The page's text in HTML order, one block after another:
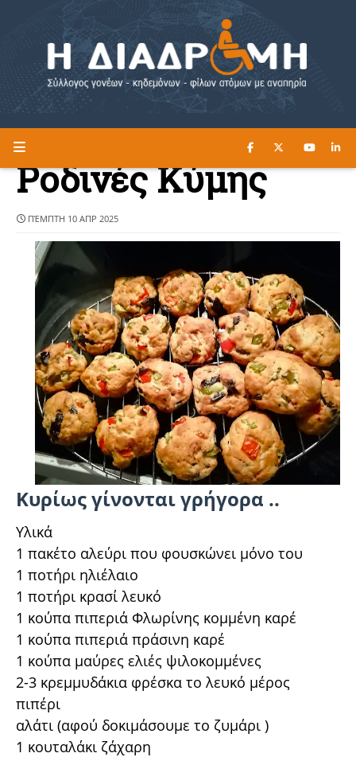
Η ΔΙΑΔΡΟΜΗ ΔΙΑΒΑΣΤΕ ΕΔΩ ►
Ροδινές Κύμης
ΠΈΜΠΤΗ 10 ΑΠΡ 2025
Κυρίως γίνονται γρήγορα ..
Υλικά
1 πακέτο αλεύρι που φουσκώνει μόνο του
1 ποτήρι ηλιέλαιο
1 ποτήρι κρασί λευκό
1 κούπα πιπεριά Φλωρίνης κομμένη καρέ
1 κούπα πιπεριά πράσινη καρέ
1 κούπα μαύρες ελιές ψιλοκομμένες
2-3 κρεμμυδάκια φρέσκα το λευκό μέρος
πιπέρι
αλάτι (αφού δοκιμάσουμε το ζυμάρι )
1 κουταλάκι ζάχαρη